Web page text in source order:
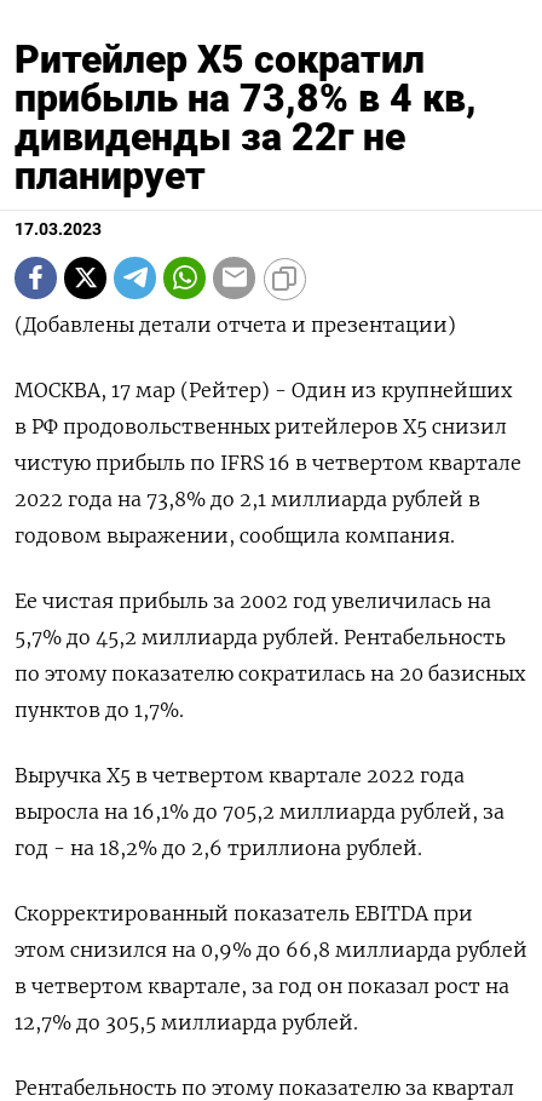
Ритейлер Х5 сократил
прибыль на 73,8% в 4 кв,
дивиденды за 22г не
планирует
17.03.2023
(Добавлены детали отчета и презентации)
МОСКВА, 17 мар (Рейтер) - Один из крупнейших
в РФ продовольственных ритейлеров X5 снизил
чистую прибыль по IFRS 16 в четвертом квартале
2022 года на 73,8% до 2,1 миллиарда рублей в
годовом выражении, сообщила компания.
Ее чистая прибыль за 2002 год увеличилась на
5,7% до 45,2 миллиарда рублей. Рентабельность
по этому показателю сократилась на 20 базисных
пунктов до 1,7%.
Выручка Х5 в четвертом квартале 2022 года
выросла на 16,1% до 705,2 миллиарда рублей, за
год - на 18,2% до 2,6 триллиона рублей.
Скорректированный показатель EBITDA при
этом снизился на 0,9% до 66,8 миллиарда рублей
в четвертом квартале, за год он показал рост на
12,7% до 305,5 миллиарда рублей.
Рентабельность по этому показателю за квартал